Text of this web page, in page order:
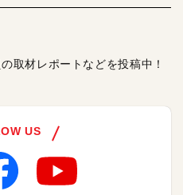
取材レポートなどを投稿中！
US